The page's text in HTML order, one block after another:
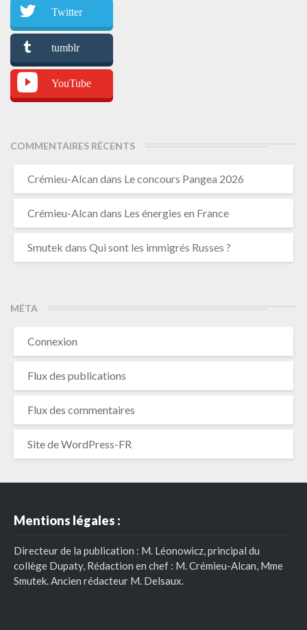
Twitter
tumblr
YouTube
COMMENTAIRES RÉCENTS
Crémieu-Alcan dans Le concours Pangea 2026
Crémieu-Alcan dans Les énergies en France
Smutek dans Qui sont les immigrés Russes ?
MÉTA
Connexion
Flux des publications
Flux des commentaires
Site de WordPress-FR
Mentions légales :
Directeur de la publication : M. Léonowicz, principal du
collège Dupaty, Rédaction en chef : M. Crémieu-Alcan, Mme
Smutek. Ancien rédacteur M. Delsaux.